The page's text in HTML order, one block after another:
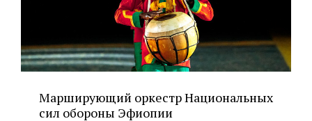
Марширующий оркестр Национальных
сил обороны Эфиопии